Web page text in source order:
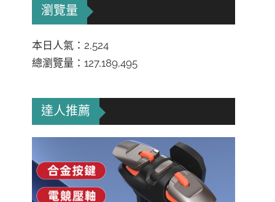
瀏覽量
本日人氣：2,524
總瀏覽量：127,189,495
達人推薦